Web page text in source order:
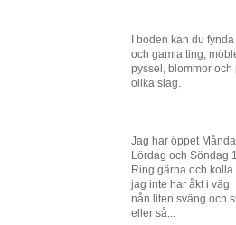
I boden kan du
och gamla ting,
pyssel, blommor och
olika slag.
Jag har öppet
Lördag och Söndag
Ring gärna och kolla
jag inte har åkt i väg
nån liten sväng och
eller så...